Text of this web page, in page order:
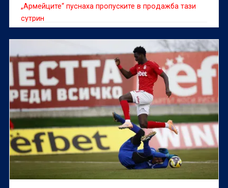
„Армейците“ пуснаха пропуските в продажба тази
сутрин